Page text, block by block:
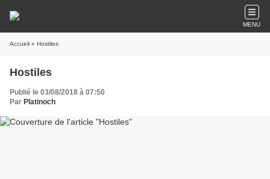
MENU
Accueil » Hostiles
Hostiles
Publié le 03/08/2018 à 07:50
Par Platinoch